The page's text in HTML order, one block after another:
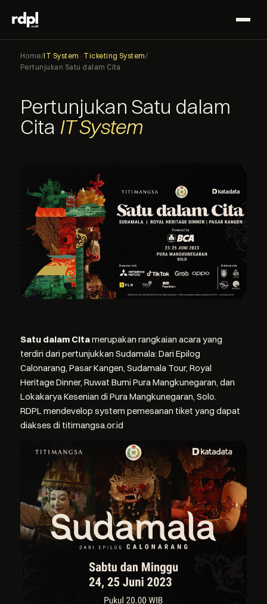
Home/IT System · Ticketing System/
Pertunjukan Satu dalam Cita
Pertunjukan Satu dalam
Cita IT System
Satu dalam Citamerupakan rangkaian acara yang
terdiri dari pertunjukkan Sudamala: Dari Epilog
Calonarang, Pasar Kangen, Sudamala Tour, Royal
Heritage Dinner, Ruwat Bumi Pura Mangkunegaran, dan
Lokakarya Kesenian di Pura Mangkunegaran, Solo.
RDPL mendevelop system pemesanan tiket yang dapat
diakses di titimangsa.or.id